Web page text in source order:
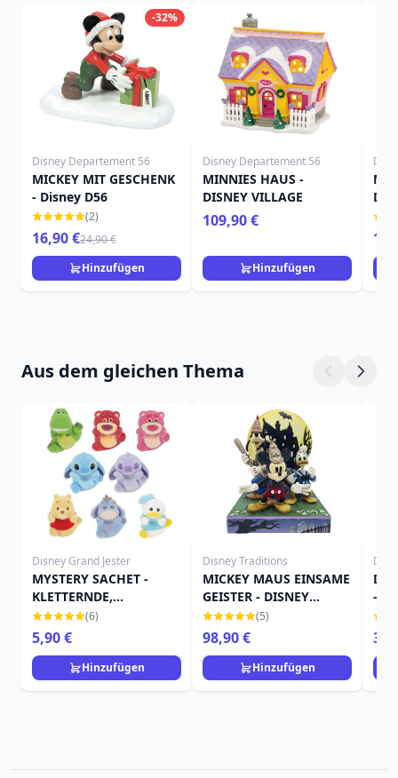
-32%
Disney Departement 56
MICKEY MIT GESCHENK
- Disney D56
(2)
16,90 €24,90 €
Hinzufügen
Disney Departement 56
MINNIES HAUS -
DISNEY VILLAGE
109,90 €
Hinzufügen
Aus dem gleichen Thema
Disney Grand Jester
MYSTERY SACHET -
KLETTERNDE,
BEFLOCKTE FIGUR -
DISNEY GRAND JESTER
(6)
5,90 €
Hinzufügen
Disney Traditions
MICKEY MAUS EINSAME
GEISTER - DISNEY
TRADITIONS
(5)
98,90 €
Hinzufügen
-